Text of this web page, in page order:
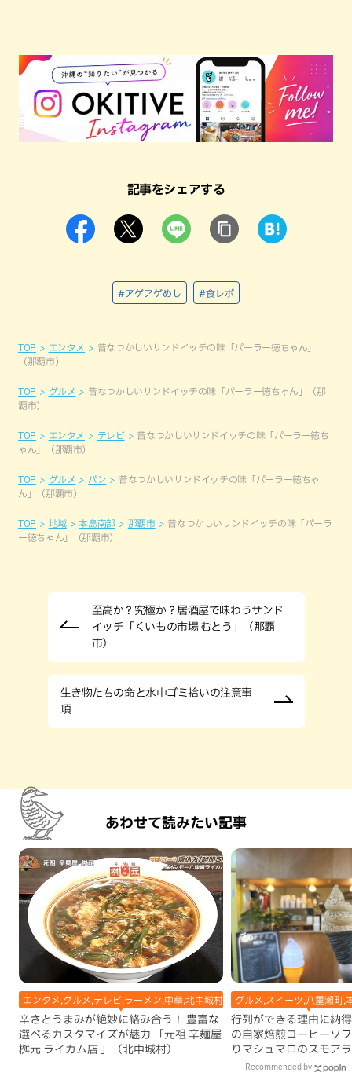
記事をシェアする
#アゲアゲめし #食レポ
TOP エンタメ
昔なつかしいサンドイッチの味「パーラー徳ちゃん」
（那覇市）
TOP グルメ
昔なつかしいサンドイッチの味「パーラー徳ちゃん」（那
覇市）
TOP エンタメ テレビ
昔なつかしいサンドイッチの味「パーラー徳ち
ゃん」（那覇市）
TOP グルメ パン
昔なつかしいサンドイッチの味「パーラー徳ちゃ
ん」（那覇市）
TOP 地域 本島南部 那覇市
昔なつかしいサンドイッチの味「パーラ
ー徳ちゃん」（那覇市）
至高か？究極か？居酒屋で味わうサンド
イッチ「くいもの市場 むとう」（那覇
市）
生き物たちの命と水中ゴミ拾いの注意事
項
あわせて読みたい記事
エンタメ,グルメ,テレビ,ラーメン,中華,北中城村,地域,本島中部
辛さとうまみが絶妙に絡み合う！ 豊富な
選べるカスタマイズが魅力 「元祖 辛麺屋
桝元 ライカム店 」（北中城村）
グルメ,スイーツ,八重瀬町,
行列ができる理由に納
の自家焙煎コーヒーソ
りマシュマロのスモア
瀬町）
Recommended by